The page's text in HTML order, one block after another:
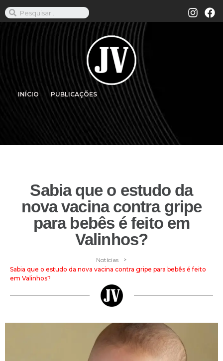
INÍCIO PUBLICAÇÕES
Sabia que o estudo da
nova vacina contra gripe
para bebês é feito em
Valinhos?
Notícias >
Sabia que o estudo da nova vacina contra gripe para bebês é feito
em Valinhos?